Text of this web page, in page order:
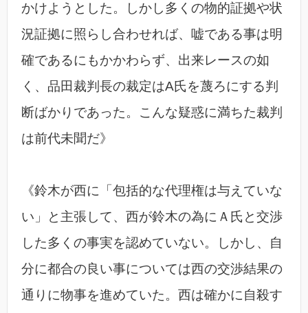
かけようとした。しかし多くの物的証拠や状
況証拠に照らし合わせれば、嘘である事は明
確であるにもかかわらず、出来レースの如
く、品田裁判長の裁定はA氏を蔑ろにする判
断ばかりであった。こんな疑惑に満ちた裁判
は前代未聞だ》
《鈴木が西に「包括的な代理権は与えていな
い」と主張して、西が鈴木の為にＡ氏と交渉
した多くの事実を認めていない。しかし、自
分に都合の良い事については西の交渉結果の
通りに物事を進めていた。西は確かに自殺す